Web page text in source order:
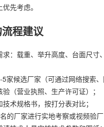
先考虑。
程建议
求：载重、举升高度、台面尺寸
家候选厂家（可通过网络搜索、
（营业执照、生产许可证）；
术规格书，按打分表对比；
的厂家进行实地考察或视频验厂